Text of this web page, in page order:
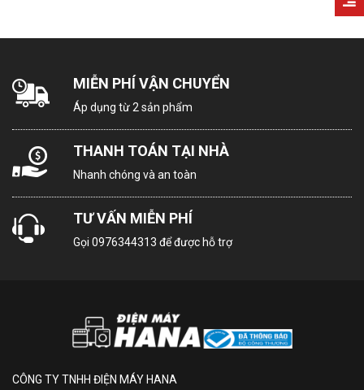
MIỄN PHÍ VẬN CHUYỂN
Áp dụng từ 2 sản phẩm
THANH TOÁN TẠI NHÀ
Nhanh chóng và an toàn
TƯ VẤN MIỄN PHÍ
Gọi 0976344313 để được hỗ trợ
CÔNG TY TNHH ĐIỆN MÁY HANA